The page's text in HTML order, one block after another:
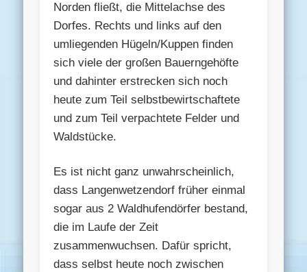
Norden fließt, die Mittelachse des
Dorfes. Rechts und links auf den
umliegenden Hügeln/Kuppen finden
sich viele der großen Bauerngehöfte
und dahinter erstrecken sich noch
heute zum Teil selbstbewirtschaftete
und zum Teil verpachtete Felder und
Waldstücke.
Es ist nicht ganz unwahrscheinlich,
dass Langenwetzendorf früher einmal
sogar aus 2 Waldhufendörfer bestand,
die im Laufe der Zeit
zusammenwuchsen. Dafür spricht,
dass selbst heute noch zwischen